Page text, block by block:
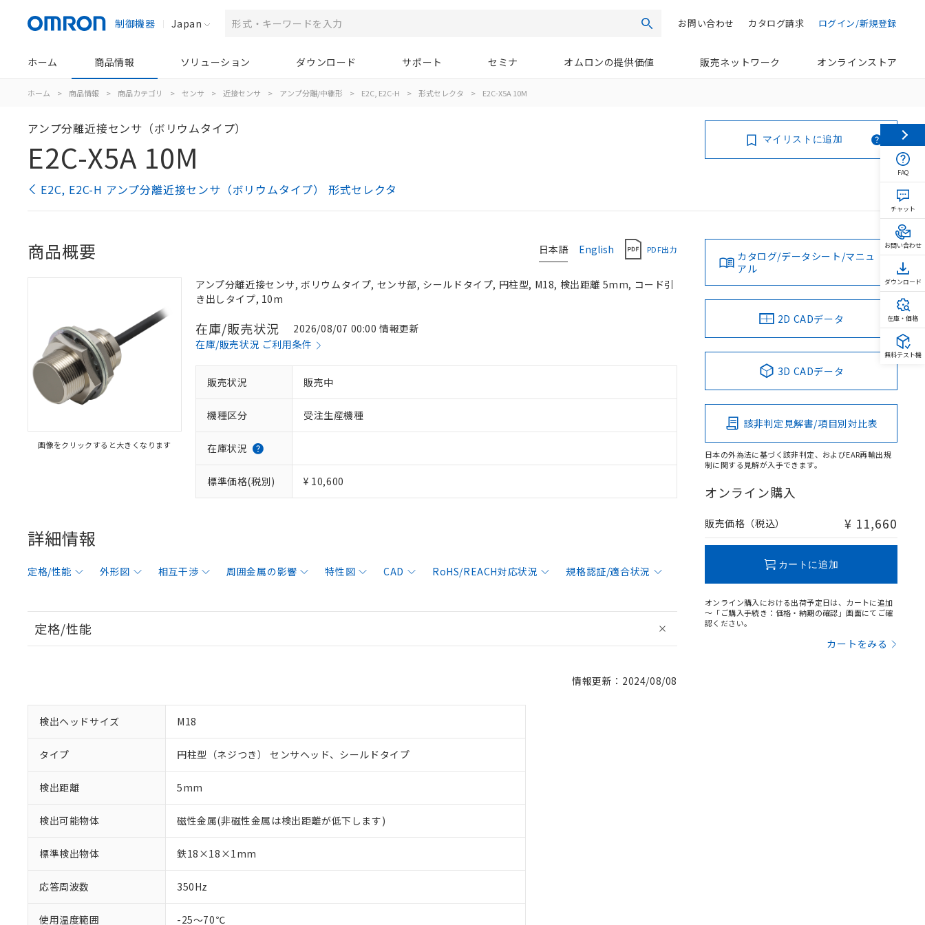
制御機器 Japan 検索 ログイン/新規登録
カタログ請求
お問い合わせ
ホーム 商品情報 ソリューション ダウンロード サポート セミナ オムロンの提供価値 販売ネットワーク オンラインストア
ホーム > 商品情報 > 商品カテゴリ > センサ > 近接センサ > アンプ分離/中継形 > E2C, E2C-H > 形式セレクタ > E2C-X5A 10M
アンプ分離近接センサ（ボリウムタイプ）
E2C-X5A 10M
E2C, E2C-H アンプ分離近接センサ（ボリウムタイプ） 形式セレクタ
マイリストに追加
日本語 English PDF出力
商品概要
画像をクリックすると大きくなります
アンプ分離近接センサ, ボリウムタイプ, センサ部, シールドタイプ, 円柱型, M18, 検出距離 5mm, コード引
き出しタイプ, 10m
在庫/販売状況
2026/08/07 00:00 情報更新
在庫/販売状況 ご利用条件
販売状況 販売中
機種区分 受注生産機種
在庫状況
標準価格(税別) ¥ 10,600
詳細情報
定格/性能 外形図 相互干渉 周囲金属の影響 特性図 CAD RoHS/REACH対応状況 規格認証/適合状況
定格/性能
情報更新：2024/08/08
検出ヘッドサイズ M18
タイプ 円柱型（ネジつき） センサヘッド、シールドタイプ
検出距離 5mm
検出可能物体 磁性金属(非磁性金属は検出距離が低下します)
標準検出物体 鉄18×18×1mm
応答周波数 350Hz
使用温度範囲 -25～70℃
カタログ/データシート/マニュ
アル
2D CADデータ
3D CADデータ
該非判定見解書/項目別対比表
日本の外為法に基づく該非判定、およびEAR再輸出規
制に関する見解が入手できます。
オンライン購入
販売価格（税込） ¥ 11,660
カートに追加
オンライン購入における出荷予定日は、カートに追加
～「ご購入手続き：価格・納期の確認」画面にてご確
認ください。
カートをみる
※1 対応状況
対応予定：EU RoHS指令（10物質）の非含有に対応した製品に切り替える予定のある商品です。
対応予定なし：EU RoHS指令（10物質）の非含有に非対応の商品で、対応品を出す予定はありません。
FAQ
チャット
お問い合わせ
ダウンロード
在庫・価格
無料テスト機